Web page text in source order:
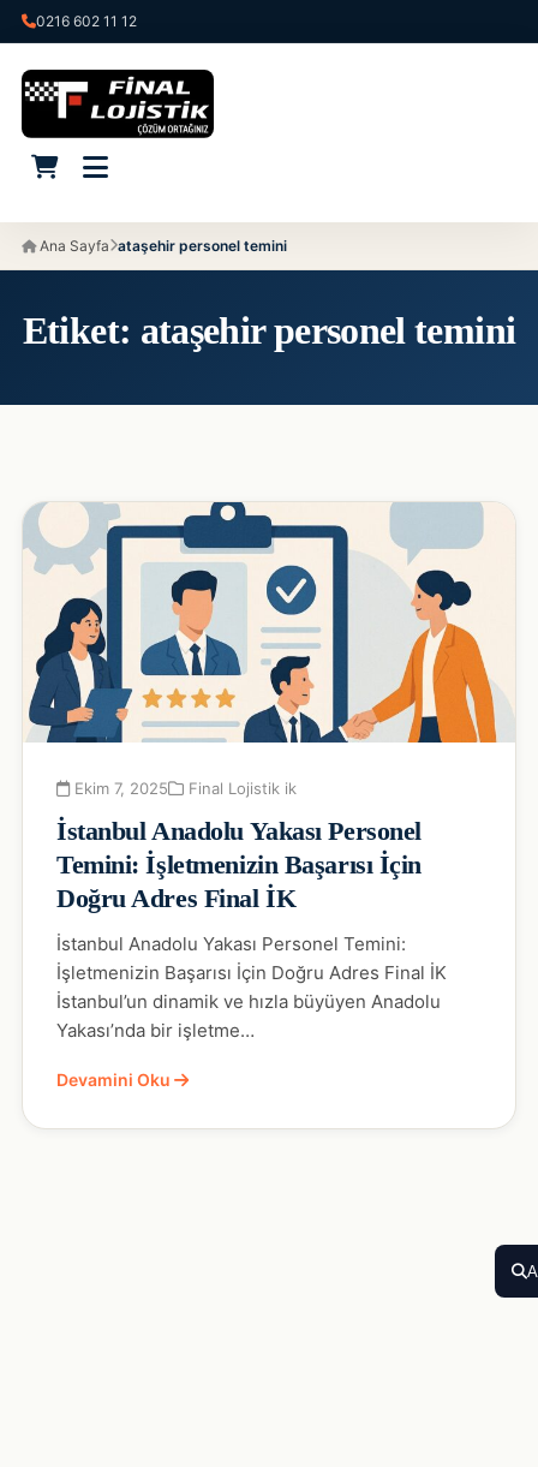
0216 602 11 12
Ana Sayfa ataşehir personel temini
Etiket: ataşehir personel temini
Ekim 7, 2025 Final Lojistik ik
İstanbul Anadolu Yakası Personel
Temini: İşletmenizin Başarısı İçin
Doğru Adres Final İK
İstanbul Anadolu Yakası Personel Temini:
İşletmenizin Başarısı İçin Doğru Adres Final İK
İstanbul’un dinamik ve hızla büyüyen Anadolu
Yakası’nda bir işletme…
Devamini Oku